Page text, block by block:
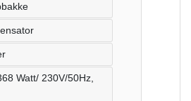
Watt/ 230V/50Hz,